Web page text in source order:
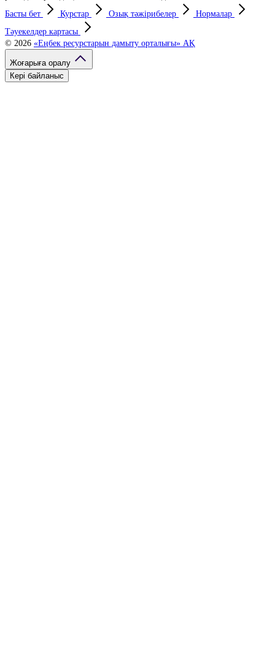
Басты бет
Курстар Озық тәжірибелер
Нормалар
Тәуекелдер картасы
© 2026 «Еңбек ресурстарын дамыту орталығы» АҚ
Жоғарыға оралу
Кері байланыс